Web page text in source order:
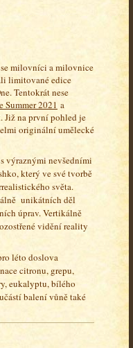
milovníci a milovnice
limitované edice
Tentokrát nese
2021 a
Již na první pohled je
originální umělecké
výraznými nevšedními
který ve své tvorbě
světa.
unikátních děl
úprav. Vertikálně
vidění reality
léto doslova
citronu, grepu,
eukalyptu, bílého
balení vůně také